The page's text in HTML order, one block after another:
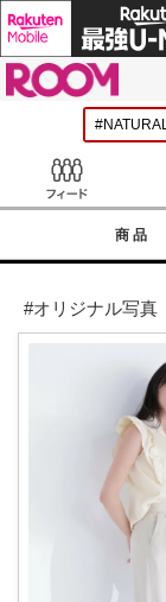
商品
#オリジナル写真